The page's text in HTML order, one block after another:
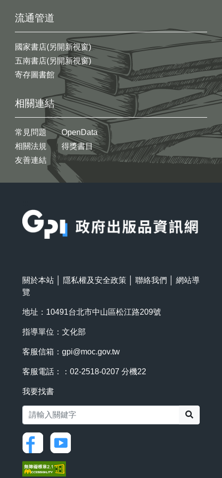
流通管道
國家書店(另開新視窗)
五南書店(另開新視窗)
寄存圖書館
相關連結
常見問題
相關法規
友善連結
OpenData
得獎書目
關於本站 隱私權及安全政策 聯絡我們
網站導
覽
地址：10491台北市中山區松江路209號
指導單位：文化部
客服信箱： gpi@moc.gov.tw
客服電話：：02-2518-0207 分機22
我要找書